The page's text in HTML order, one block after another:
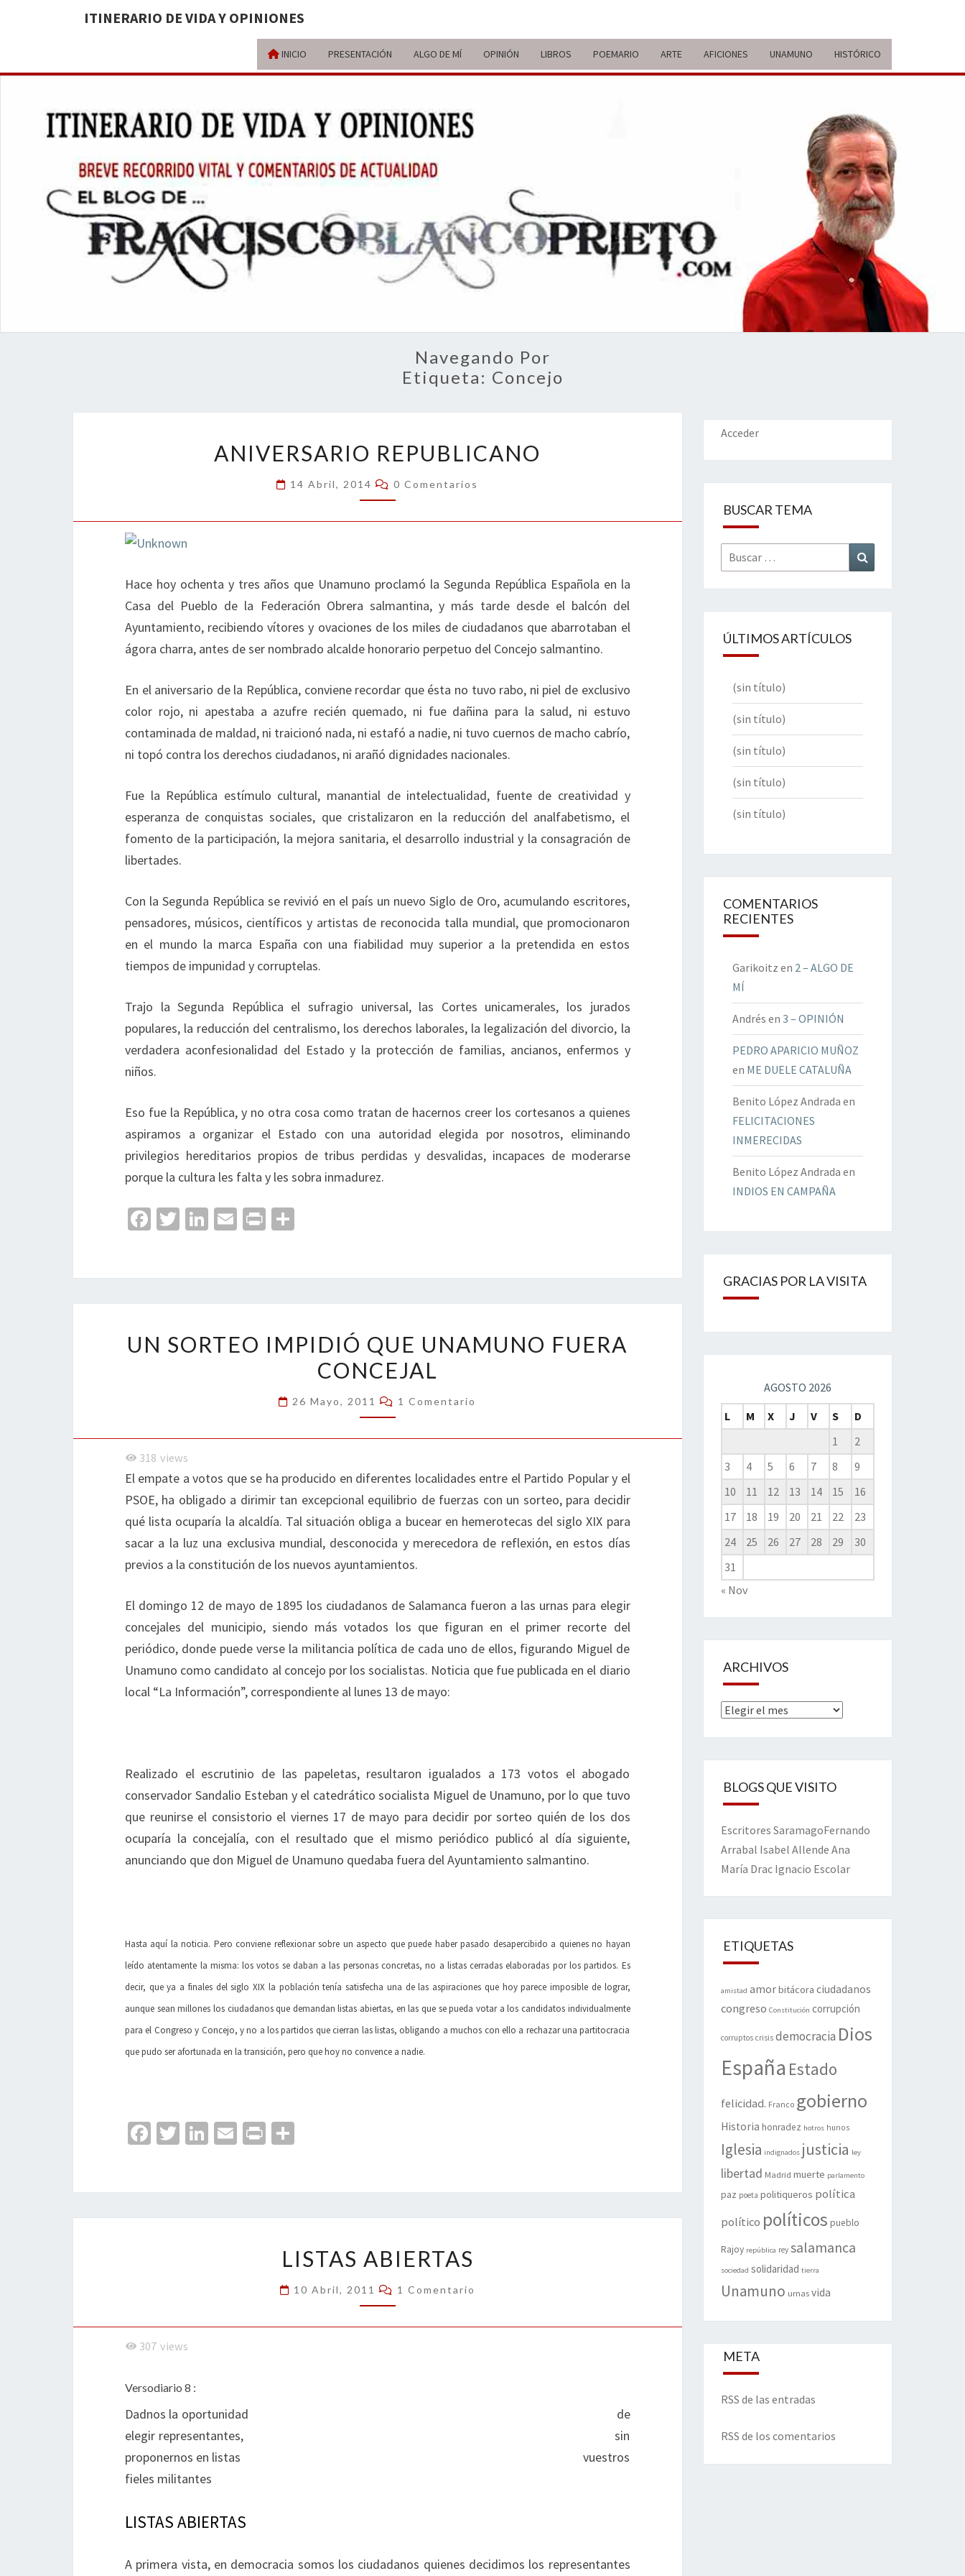
ITINERARIO DE VIDA Y OPINIONES
INICIO PRESENTACIÓN ALGO DE MÍ OPINIÓN LIBROS POEMARIO ARTE AFICIONES UNAMUNO HISTÓRICO
ITINERARIO
DE VIDA Y
OPINIONES
BREVE
RECORRIDO
VITAL Y
COMENTARIOS
ACTUALIDAD
Navegando Por
Etiqueta: Concejo
REPUBLICANO
ANIVERSARIO REPUBLICANO
14 Abril, 2014 Comentarios
0 Comentarios
Hace hoy ochenta y tres años que Unamuno proclamó la Segunda República Española en la
Casa del Pueblo de la Federación Obrera salmantina, y más tarde desde el balcón del
Ayuntamiento, recibiendo vítores y ovaciones de los miles de ciudadanos que abarrotaban el
ágora charra, antes de ser nombrado alcalde honorario perpetuo del Concejo salmantino.
En el aniversario de la República, conviene recordar que ésta no tuvo rabo, ni piel de exclusivo
color rojo, ni apestaba a azufre recién quemado, ni fue dañina para la salud, ni estuvo
contaminada de maldad, ni traicionó nada, ni estafó a nadie, ni tuvo cuernos de macho cabrío,
ni topó contra los derechos ciudadanos, ni arañó dignidades nacionales.
Fue la República estímulo cultural, manantial de intelectualidad, fuente de creatividad y
esperanza de conquistas sociales, que cristalizaron en la reducción del analfabetismo, el
fomento de la participación, la mejora sanitaria, el desarrollo industrial y la consagración de
libertades.
Con la Segunda República se revivió en el país un nuevo Siglo de Oro, acumulando escritores,
pensadores, músicos, científicos y artistas de reconocida talla mundial, que promocionaron
en el mundo la marca España con una fiabilidad muy superior a la pretendida en estos
tiempos de impunidad y corruptelas.
Trajo la Segunda República el sufragio universal, las Cortes unicamerales, los jurados
populares, la reducción del centralismo, los derechos laborales, la legalización del divorcio, la
verdadera aconfesionalidad del Estado y la protección de familias, ancianos, enfermos y
niños.
Eso fue la República, y no otra cosa como tratan de hacernos creer los cortesanos a quienes
aspiramos a organizar el Estado con una autoridad elegida por nosotros, eliminando
privilegios hereditarios propios de tribus perdidas y desvalidas, incapaces de moderarse
porque la cultura les falta y les sobra inmadurez.
Fa
o
k
T
Li
n
E
Pr
ar
tir
SORTEO
IMPIDIÓ
UNAMUNO
FUERA
UN SORTEO IMPIDIÓ QUE UNAMUNO FUERA
CONCEJAL
26 Mayo, 2011 Comentarios
1 Comentario
318 views
El empate a votos que se ha producido en diferentes localidades entre el Partido Popular y el
PSOE, ha obligado a dirimir tan excepcional equilibrio de fuerzas con un sorteo, para decidir
qué lista ocuparía la alcaldía. Tal situación obliga a bucear en hemerotecas del siglo XIX para
sacar a la luz una exclusiva mundial, desconocida y merecedora de reflexión, en estos días
previos a la constitución de los nuevos ayuntamientos.
El domingo 12 de mayo de 1895 los ciudadanos de Salamanca fueron a las urnas para elegir
concejales del municipio, siendo más votados los que figuran en el primer recorte del
periódico, donde puede verse la militancia política de cada uno de ellos, figurando Miguel de
Unamuno como candidato al concejo por los socialistas. Noticia que fue publicada en el diario
local “La Información”, correspondiente al lunes 13 de mayo:
Realizado el escrutinio de las papeletas, resultaron igualados a 173 votos el abogado
conservador Sandalio Esteban y el catedrático socialista Miguel de Unamuno, por lo que tuvo
que reunirse el consistorio el viernes 17 de mayo para decidir por sorteo quién de los dos
ocuparía la concejalía, con el resultado que el mismo periódico publicó al día siguiente,
anunciando que don Miguel de Unamuno quedaba fuera del Ayuntamiento salmantino.
Hasta aquí la noticia. Pero conviene reflexionar sobre un aspecto que puede haber pasado desapercibido a quienes no hayan
leído atentamente la misma: los votos se daban a las personas concretas, no a listas cerradas elaboradas por los partidos. Es
decir, que ya a finales del siglo XIX la población tenía satisfecha una de las aspiraciones que hoy parece imposible de lograr,
aunque sean millones los ciudadanos que demandan listas abiertas, en las que se pueda votar a los candidatos individualmente
para el Congreso y Concejo, y no a los partidos que cierran las listas, obligando a muchos con ello a rechazar una partitocracia
que pudo ser afortunada en la transición, pero que hoy no convence a nadie.
Fa
o
o
T
er
Li
dI
n
E
l
Pr
p
ar
tir
ABIERTAS
LISTAS ABIERTAS
10 Abril, 2011 Comentarios
1 Comentario
307 views
Versodiario 8 :
Dadnos la oportunidad de
elegir representantes, sin
proponernos en listas vuestros
fieles militantes
LISTAS ABIERTAS
A primera vista, en democracia somos los ciudadanos quienes decidimos los representantes
Acceder
BUSCAR TEMA
Buscar
por:
ÚLTIMOS ARTÍCULOS
(sin título)
(sin título)
(sin título)
(sin título)
(sin título)
COMENTARIOS
RECIENTES
Garikoitz en 2 – ALGO DE
MÍ
Andrés en 3 – OPINIÓN
PEDRO APARICIO MUÑOZ
en ME DUELE CATALUÑA
Benito López Andrada en
FELICITACIONES
INMERECIDAS
Benito López Andrada en
INDIOS EN CAMPAÑA
GRACIAS POR LA VISITA
AGOSTO 2026
L
M X J V S
D
1
2
3
4 5 6 7 8
9
10
11 12 13 14 15
16
17
18 19 20 21 22
23
24
25 26 27 28 29
30
31
« Nov
ARCHIVOS
Archivos
BLOGS QUE VISITO
Escritores SaramagoFernando
Arrabal Isabel Allende Ana
María Drac Ignacio Escolar
ETIQUETAS
amistad amorbitácora ciudadanos
congreso Constitución corrupción
corruptos crisis democracia Dios
España Estado
felicidad. Franco gobierno
Historia honradez hotros hunos
Iglesia indignados justicia ley
libertad Madrid muerte parlamento
paz poeta politiqueros política
político políticos pueblo
Rajoy república rey salamanca
sociedad solidaridad tierra
Unamuno urnas vida
META
RSS de las entradas
RSS de los comentarios